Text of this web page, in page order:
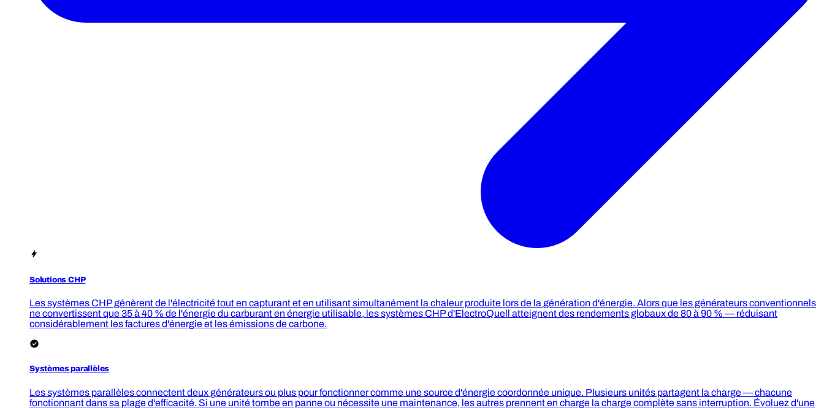
Solutions CHP
Les systèmes CHP génèrent de l'électricité tout en capturant et en utilisant simultanément la chaleur produite lors de la génération d'énergie. Alors que les générateurs conventionnels
ne convertissent que 35 à 40 % de l'énergie du carburant en énergie utilisable, les systèmes CHP d'ElectroQuell atteignent des rendements globaux de 80 à 90 % — réduisant
considérablement les factures d'énergie et les émissions de carbone.
Systèmes parallèles
Les systèmes parallèles connectent deux générateurs ou plus pour fonctionner comme une source d'énergie coordonnée unique. Plusieurs unités partagent la charge — chacune
fonctionnant dans sa plage d'efficacité. Si une unité tombe en panne ou nécessite une maintenance, les autres prennent en charge la charge complète sans interruption. Évoluez d'une